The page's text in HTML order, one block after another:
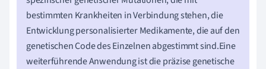
bestimmten Krankheiten in Verbindung stehen, die
Entwicklung personalisierter Medikamente, die auf den
genetischen Code des Einzelnen abgestimmt sind.Eine
weiterführende Anwendung ist die präzise genetische